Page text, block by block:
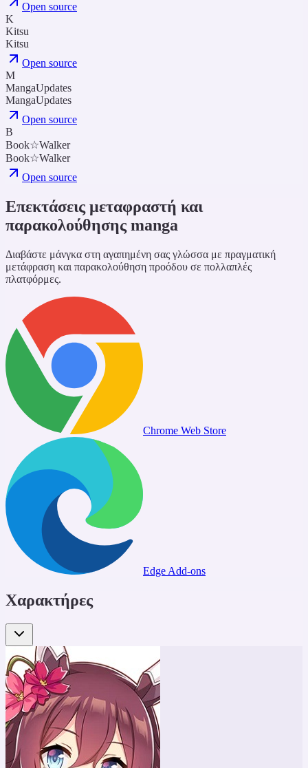
Open source
K
Kitsu
Kitsu
Open source
M
MangaUpdates
MangaUpdates
Open source
B
Book☆Walker
Book☆Walker
Open source
Επεκτάσεις μεταφραστή και
παρακολούθησης manga
Διαβάστε μάνγκα στη αγαπημένη σας γλώσσα με πραγματική
μετάφραση και παρακολούθηση προόδου σε πολλαπλές
πλατφόρμες.
Chrome Web Store
Edge Add-ons
Χαρακτήρες